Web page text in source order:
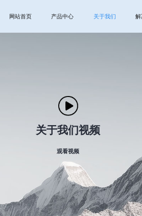
网站首页 产品中心 关于我们 解
关于我们视频
观看视频